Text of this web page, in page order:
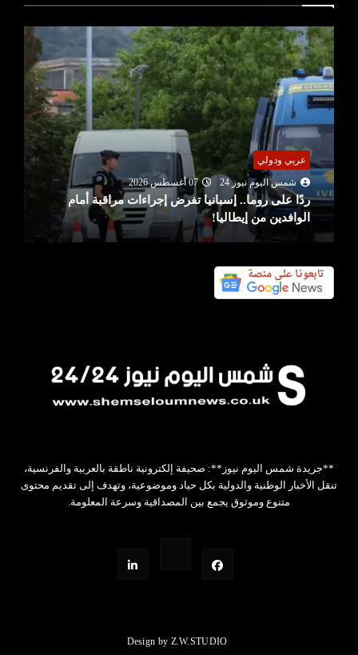
عربي ودولي
شمس اليوم نيوز 24
07 أغسطس 2026
ردًا على روما.. إسبانيا تفرض إجراءات مراقبة أمام
الوافدين من إيطاليا!
**جريدة شمس اليوم نيوز**: صحيفة إلكترونية ناطقة بالعربية والفرنسية،
تنقل الأخبار الوطنية والدولية بكل حياد وموضوعية، وتهدف إلى تقديم محتوى
متنوع وموثوق يجمع بين المصداقية وسرعة المعلومة.
Design by Z.W.STUDIO